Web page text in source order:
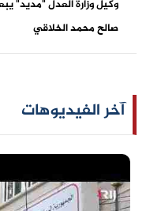
وكيل وزارة العدل "مديد"
صالح محمد الخلاقي
آخر الفيديوهات